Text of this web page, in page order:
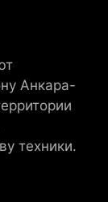
Анкара-
техники.